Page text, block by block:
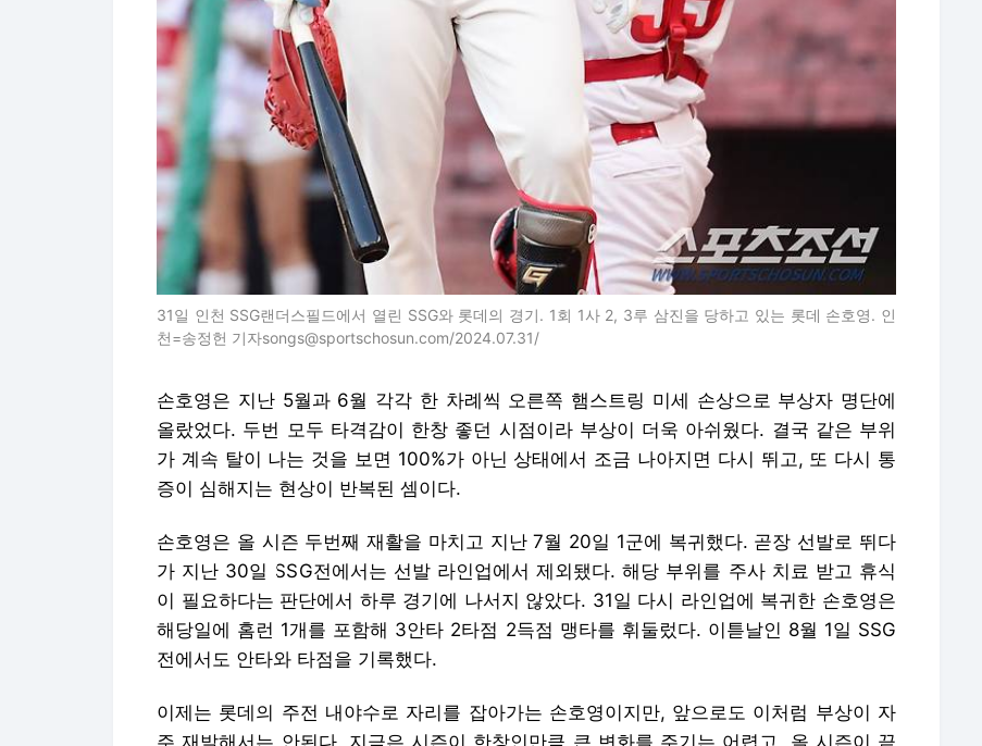
31일 인천 SSG랜더스필드에서 열린 SSG와 롯데의 경기. 1회 1사 2, 3루 삼진을 당하고 있는 롯데 손호영. 인
천=송정헌 기자songs@sportschosun.com/2024.07.31/
손호영은 지난 5월과 6월 각각 한 차례씩 오른쪽 햄스트링 미세 손상으로 부상자 명단에
올랐었다. 두번 모두 타격감이 한창 좋던 시점이라 부상이 더욱 아쉬웠다. 결국 같은 부위
가 계속 탈이 나는 것을 보면 100%가 아닌 상태에서 조금 나아지면 다시 뛰고, 또 다시 통
증이 심해지는 현상이 반복된 셈이다.
손호영은 올 시즌 두번째 재활을 마치고 지난 7월 20일 1군에 복귀했다. 곧장 선발로 뛰다
가 지난 30일 SSG전에서는 선발 라인업에서 제외됐다. 해당 부위를 주사 치료 받고 휴식
이 필요하다는 판단에서 하루 경기에 나서지 않았다. 31일 다시 라인업에 복귀한 손호영은
해당일에 홈런 1개를 포함해 3안타 2타점 2득점 맹타를 휘둘렀다. 이튿날인 8월 1일 SSG
전에서도 안타와 타점을 기록했다.
이제는 롯데의 주전 내야수로 자리를 잡아가는 손호영이지만, 앞으로도 이처럼 부상이 자
주 재발해서는 안된다. 지금은 시즌이 한창인만큼 큰 변화를 주기는 어렵고, 올 시즌이 끝